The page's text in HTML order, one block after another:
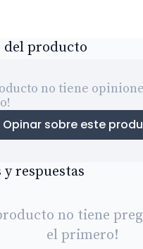
del producto
no tiene
Opinar sobre este
respuestas
no tiene
el primero!